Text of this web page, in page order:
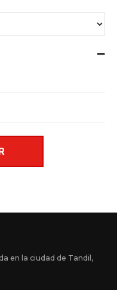
en la ciudad de Tandil,